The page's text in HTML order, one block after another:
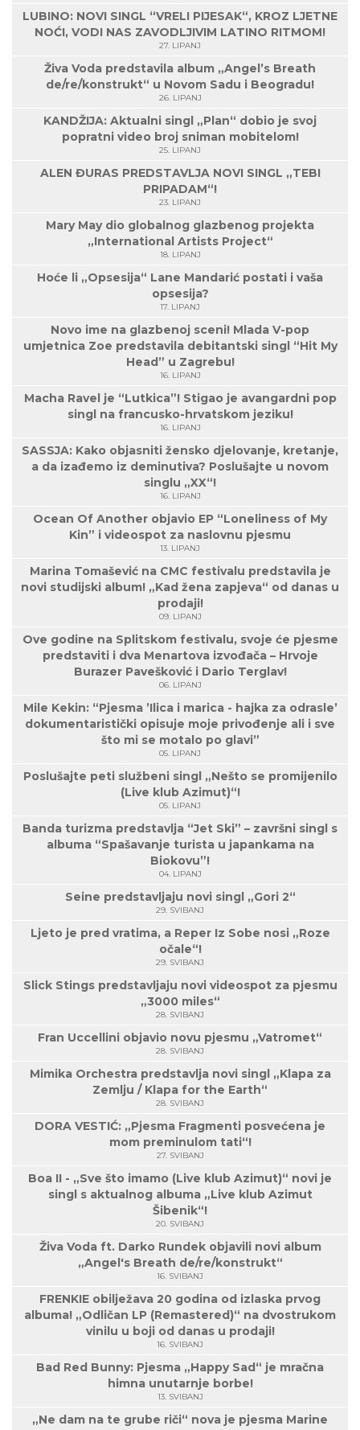
LUBINO: NOVI SINGL “VRELI PIJESAK“, KROZ LJETNE
NOĆI, VODI NAS ZAVODLJIVIM LATINO RITMOM!
27. LIPANJ
Živa Voda predstavila album „Angel’s Breath
de/re/konstrukt“ u Novom Sadu i Beogradu!
26. LIPANJ
KANDŽIJA: Aktualni singl „Plan“ dobio je svoj
popratni video broj sniman mobitelom!
25. LIPANJ
ALEN ĐURAS PREDSTAVLJA NOVI SINGL „TEBI
PRIPADAM“!
23. LIPANJ
Mary May dio globalnog glazbenog projekta
„International Artists Project“
18. LIPANJ
Hoće li „Opsesija“ Lane Mandarić postati i vaša
opsesija?
17. LIPANJ
Novo ime na glazbenoj sceni! Mlada V-pop
umjetnica Zoe predstavila debitantski singl “Hit My
Head” u Zagrebu!
16. LIPANJ
Macha Ravel je “Lutkica”! Stigao je avangardni pop
singl na francusko-hrvatskom jeziku!
16. LIPANJ
SASSJA: Kako objasniti žensko djelovanje, kretanje,
a da izađemo iz deminutiva? Poslušajte u novom
singlu „XX“!
16. LIPANJ
Ocean Of Another objavio EP “Loneliness of My
Kin” i videospot za naslovnu pjesmu
13. LIPANJ
Marina Tomašević na CMC festivalu predstavila je
novi studijski album! „Kad žena zapjeva“ od danas u
prodaji!
09. LIPANJ
Ove godine na Splitskom festivalu, svoje će pjesme
predstaviti i dva Menartova izvođača – Hrvoje
Burazer Pavešković i Dario Terglav!
06. LIPANJ
Mile Kekin: “Pjesma ’Ilica i marica - hajka za odrasle’
dokumentaristički opisuje moje privođenje ali i sve
što mi se motalo po glavi”
05. LIPANJ
Poslušajte peti službeni singl „Nešto se promijenilo
(Live klub Azimut)“!
05. LIPANJ
Banda turizma predstavlja “Jet Ski” – završni singl s
albuma “Spašavanje turista u japankama na
Biokovu”!
04. LIPANJ
Seine predstavljaju novi singl „Gori 2“
29. SVIBANJ
Ljeto je pred vratima, a Reper Iz Sobe nosi „Roze
očale“!
29. SVIBANJ
Slick Stings predstavljaju novi videospot za pjesmu
„3000 miles“
28. SVIBANJ
Fran Uccellini objavio novu pjesmu „Vatromet“
28. SVIBANJ
Mimika Orchestra predstavlja novi singl „Klapa za
Zemlju / Klapa for the Earth“
28. SVIBANJ
DORA VESTIĆ: „Pjesma Fragmenti posvećena je
mom preminulom tati“!
27. SVIBANJ
Boa II - „Sve što imamo (Live klub Azimut)“ novi je
singl s aktualnog albuma „Live klub Azimut
Šibenik“!
20. SVIBANJ
Živa Voda ft. Darko Rundek objavili novi album
„Angel's Breath de/re/konstrukt“
16. SVIBANJ
FRENKIE obilježava 20 godina od izlaska prvog
albuma! „Odličan LP (Remastered)“ na dvostrukom
vinilu u boji od danas u prodaji!
16. SVIBANJ
Bad Red Bunny: Pjesma „Happy Sad“ je mračna
himna unutarnje borbe!
13. SVIBANJ
„Ne dam na te grube riči“ nova je pjesma Marine